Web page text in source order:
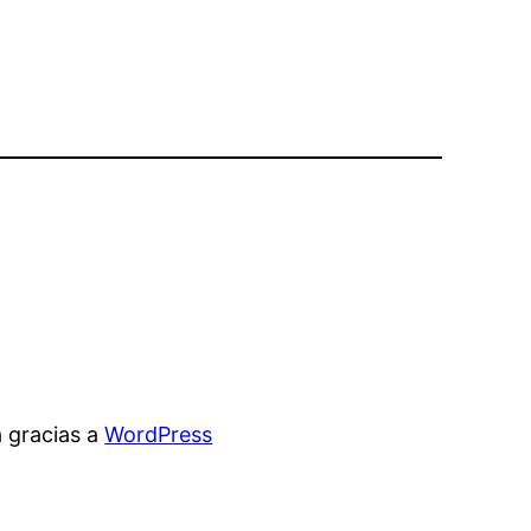
gracias aWordPress